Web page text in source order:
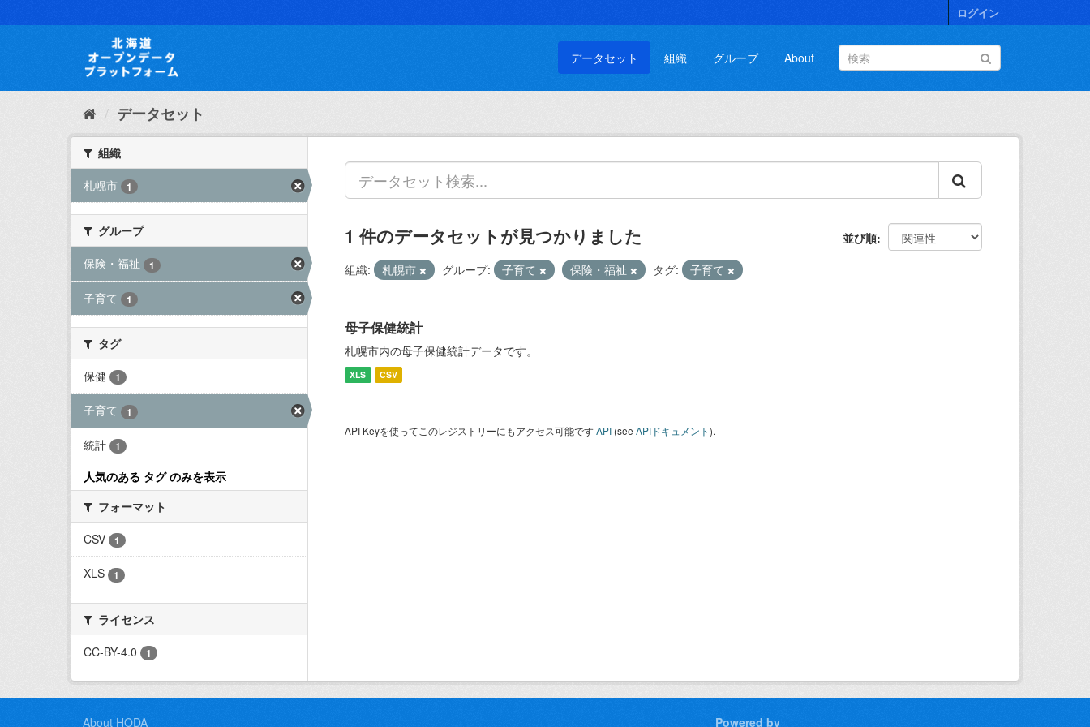
キ
て
ログイン
データセット 組織 グループ About
データセット
組織
札幌市
1
グループ
保険・福祉
1
子育て 1
タグ
保健
1
子育て 1
統計 1
人気のある タグ のみを表示
フォーマット
CSV
1
XLS 1
ライセンス
CC-BY-4.0
1
並び順
1 件のデータセットが見つかりました
組織: 札幌市 グループ: 子育て 保険・福祉 タグ: 子育て
母子保健統計
札幌市内の母子保健統計データです。
XLS CSV
API Keyを使ってこのレジストリーにもアクセス可能ですAPI (see APIドキュメント).
About HODA Powered by